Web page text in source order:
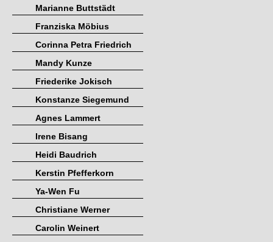
Marianne Buttstädt
Franziska Möbius
Corinna Petra Friedrich
Mandy Kunze
Friederike Jokisch
Konstanze Siegemund
Agnes Lammert
Irene Bisang
Heidi Baudrich
Kerstin Pfefferkorn
Ya-Wen Fu
Christiane Werner
Carolin Weinert